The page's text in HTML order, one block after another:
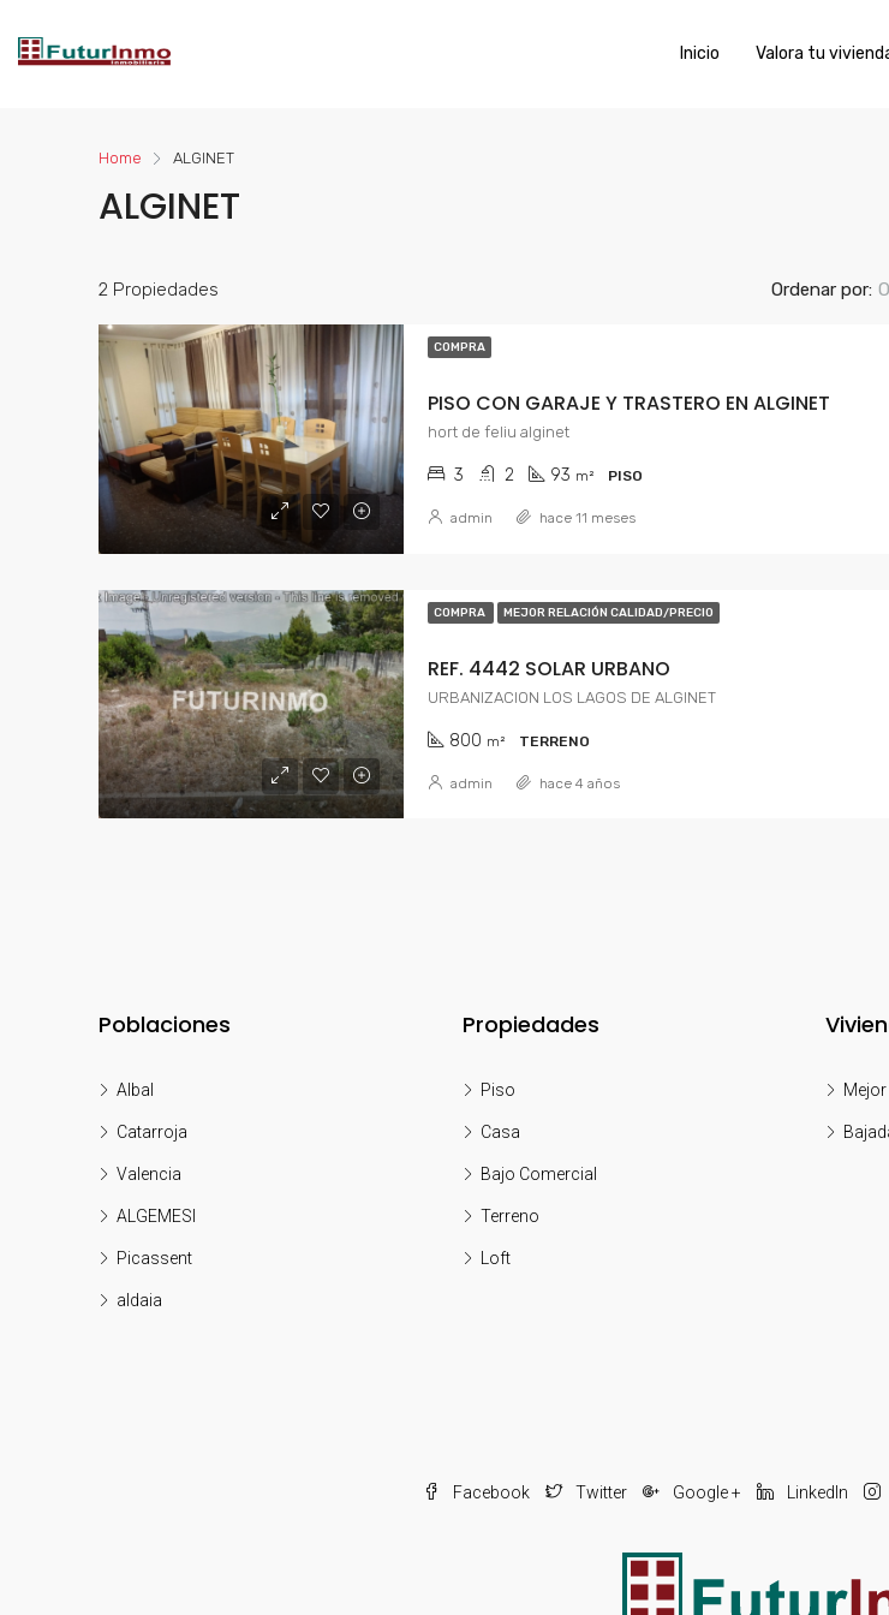
Inicio Valora tu
Home ALGINET
ALGINET
2 Propiedades Ordenar por:
COMPRA
PISO CON GARAJE Y TRASTERO EN ALGINET
hort de feliu alginet
3 2 93 m² PISO
admin hace 11 meses
COMPRA MEJOR RELACIÓN CALIDAD/PRECIO
REF. 4442 SOLAR URBANO
URBANIZACION LOS LAGOS DE ALGINET
800 m² TERRENO
admin hace 4 años
Poblaciones
Albal
Catarroja
Valencia
ALGEMESI
Picassent
aldaia
Propiedades
Piso
Casa
Bajo Comercial
Terreno
Loft
Facebook Twitter Google + LinkedIn